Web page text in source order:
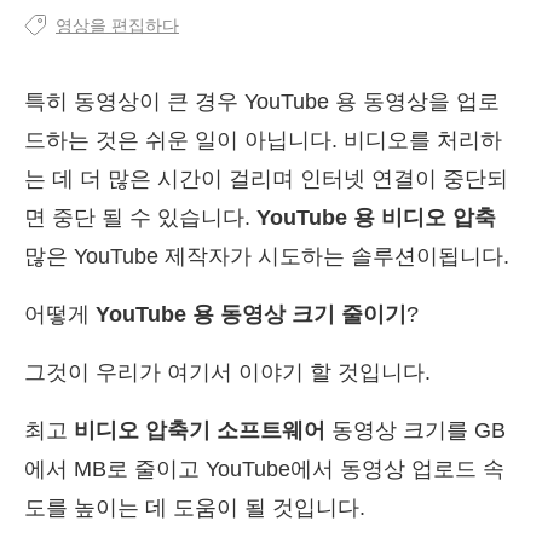
영상을 편집하다
특히 동영상이 큰 경우 YouTube 용 동영상을 업로
드하는 것은 쉬운 일이 아닙니다. 비디오를 처리하
는 데 더 많은 시간이 걸리며 인터넷 연결이 중단되
면 중단 될 수 있습니다. YouTube 용 비디오 압축
많은 YouTube 제작자가 시도하는 솔루션이됩니다.
어떻게 YouTube 용 동영상 크기 줄이기 ?
그것이 우리가 여기서 이야기 할 것입니다.
최고 비디오 압축기 소프트웨어 동영상 크기를 GB
에서 MB로 줄이고 YouTube에서 동영상 업로드 속
도를 높이는 데 도움이 될 것입니다.